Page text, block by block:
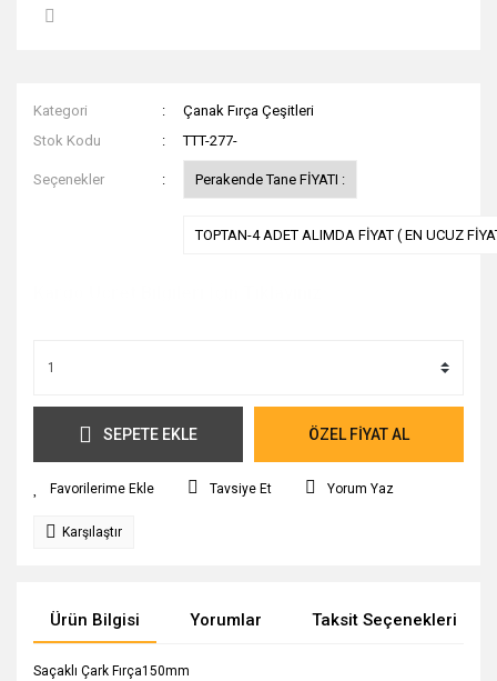
Kategori
Çanak Fırça Çeşitleri
Stok Kodu
TTT-277-
Seçenekler Perakende Tane FİYATI :
TOPTAN-4 ADET ALIMDA FİYAT ( EN UCUZ
SEPETE EKLE ÖZEL FİYAT AL
Tavsiye Et Yorum Yaz
Karşılaştır
Ürün Bilgisi Yorumlar Taksit Seçenekleri
Saçaklı Çark Fırça150mm